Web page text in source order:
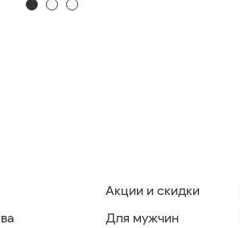
Акции и скидки
Для мужчин